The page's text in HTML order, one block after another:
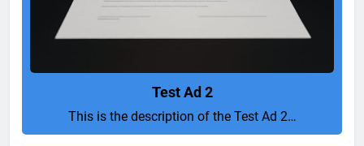
Test Ad 2
This is the description of the Test Ad 2…